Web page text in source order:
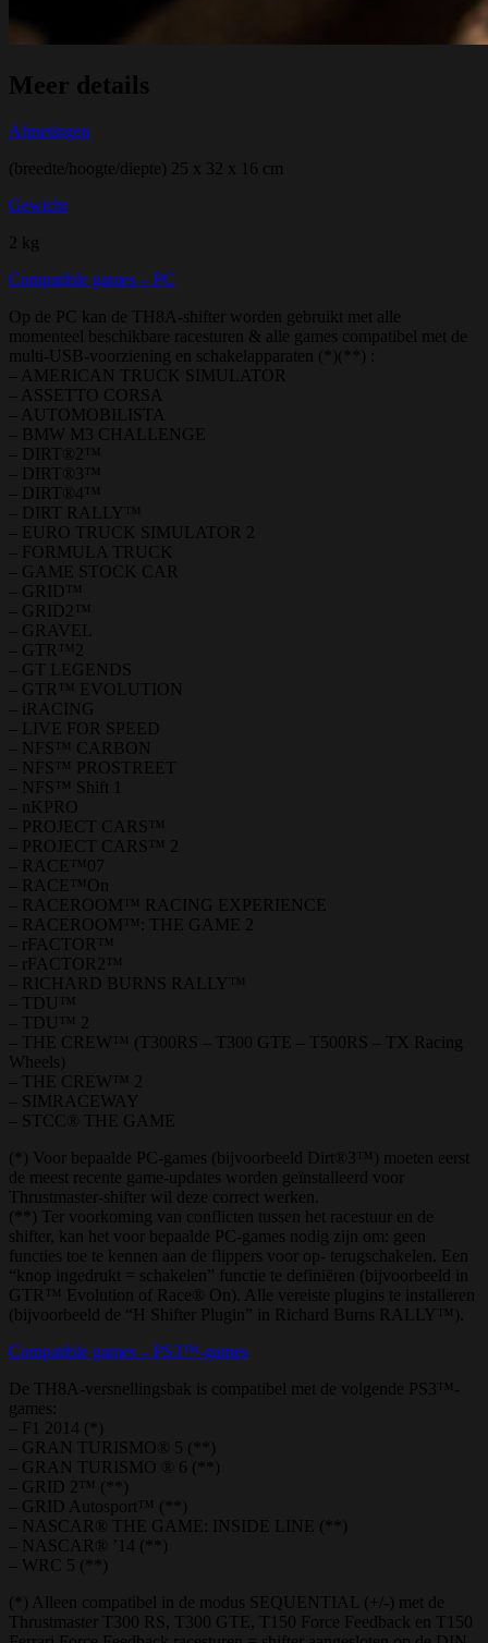
Meer details
Afmetingen
(breedte/hoogte/diepte) 25 x 32 x 16 cm
Gewicht
2 kg
Compatible games – PC
Op de PC kan de TH8A-shifter worden gebruikt met alle
momenteel beschikbare racesturen & alle games compatibel met de
multi-USB-voorziening en schakelapparaten (*)(**) :
– AMERICAN TRUCK SIMULATOR
– ASSETTO CORSA
– AUTOMOBILISTA
– BMW M3 CHALLENGE
– DIRT®2™
– DIRT®3™
– DIRT®4™
– DIRT RALLY™
– EURO TRUCK SIMULATOR 2
– FORMULA TRUCK
– GAME STOCK CAR
– GRID™
– GRID2™
– GRAVEL
– GTR™2
– GT LEGENDS
– GTR™ EVOLUTION
– iRACING
– LIVE FOR SPEED
– NFS™ CARBON
– NFS™ PROSTREET
– NFS™ Shift 1
– nKPRO
– PROJECT CARS™
– PROJECT CARS™ 2
– RACE™07
– RACE™On
– RACEROOM™ RACING EXPERIENCE
– RACEROOM™: THE GAME 2
– rFACTOR™
– rFACTOR2™
– RICHARD BURNS RALLY™
– TDU™
– TDU™ 2
– THE CREW™ (T300RS – T300 GTE – T500RS – TX Racing
Wheels)
– THE CREW™ 2
– SIMRACEWAY
– STCC® THE GAME
(*) Voor bepaalde PC-games (bijvoorbeeld Dirt®3™) moeten eerst
de meest recente game-updates worden geïnstalleerd voor
Thrustmaster-shifter wil deze correct werken.
(**) Ter voorkoming van conflicten tussen het racestuur en de
shifter, kan het voor bepaalde PC-games nodig zijn om: geen
functies toe te kennen aan de flippers voor op- terugschakelen. Een
“knop ingedrukt = schakelen” functie te definiëren (bijvoorbeeld in
GTR™ Evolution of Race® On). Alle vereiste plugins te installeren
(bijvoorbeeld de “H Shifter Plugin” in Richard Burns RALLY™).
Compatible games – PS3™-games
De TH8A-versnellingsbak is compatibel met de volgende PS3™-
games:
– F1 2014 (*)
– GRAN TURISMO® 5 (**)
– GRAN TURISMO ® 6 (**)
– GRID 2™ (**)
– GRID Autosport™ (**)
– NASCAR® THE GAME: INSIDE LINE (**)
– NASCAR® ’14 (**)
– WRC 5 (**)
(*) Alleen compatibel in de modus SEQUENTIAL (+/-) met de
Thrustmaster T300 RS, T300 GTE, T150 Force Feedback en T150